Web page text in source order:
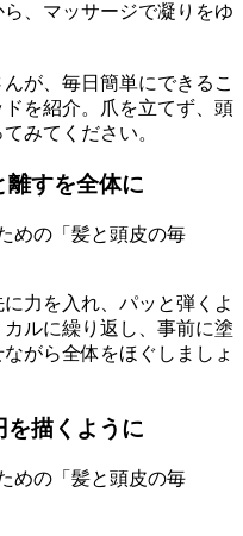
、マッサージで凝りをゆ
が、毎日簡単にできるこ
を紹介。爪を立てず、頭
みてください。
離すを全体に
力を入れ、パッと弾くよ
ルに繰り返し、事前に塗
がら全体をほぐしましょ
を描くように